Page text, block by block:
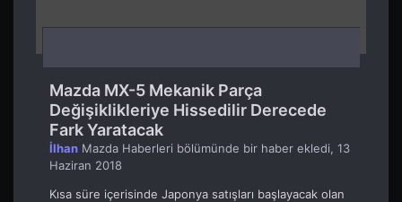
Mazda MX-5 Mekanik Parça
Değişiklikleriye Hissedilir Derecede
Fark Yaratacak
İlhan Mazda Haberleri bölümünde bir haber ekledi, 13
Haziran 2018
Kısa süre içerisinde Japonya satışları başlayacak olan